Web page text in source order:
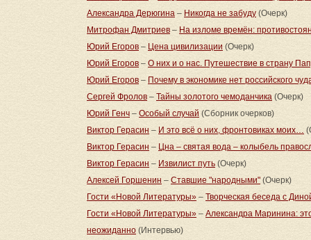
Александра Дерюгина – Никогда не забуду (Очерк)
Митрофан Дмитриев – На изломе времён:
Юрий Егоров – Цена цивилизации (Очерк)
Юрий Егоров – О них и о нас. Путешествие в страну
Юрий Егоров – Почему в экономике нет российского
Сергей Фролов – Тайны золотого чемоданчика (Очерк)
Юрий Генч – Особый случай (Сборник очерков)
Виктор Герасин – И это всё о них, фронтовиках моих…
Виктор Герасин – Цна – святая вода – колыбель
Виктор Герасин – Извилист путь (Очерк)
Алексей Горшенин – Ставшие "народными" (Очерк)
Гости «Новой Литературы» – Творческая беседа с
Гости «Новой Литературы» – Александра Маринина:
неожиданно (Интервью)